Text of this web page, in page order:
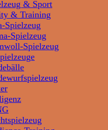
& Sport
& Training
Spielzeug
Spielzeug
Spielzeug